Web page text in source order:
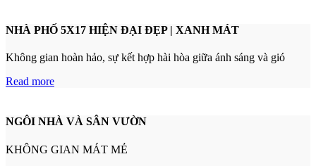
NHÀ PHỐ 5X17 HIỆN ĐẠI ĐẸP | XANH MÁT
Không gian hoàn hảo, sự kết hợp hài hòa giữa ánh sáng và gió
Read more
NGÔI NHÀ VÀ SÂN VƯỜN
KHÔNG GIAN MÁT MẺ